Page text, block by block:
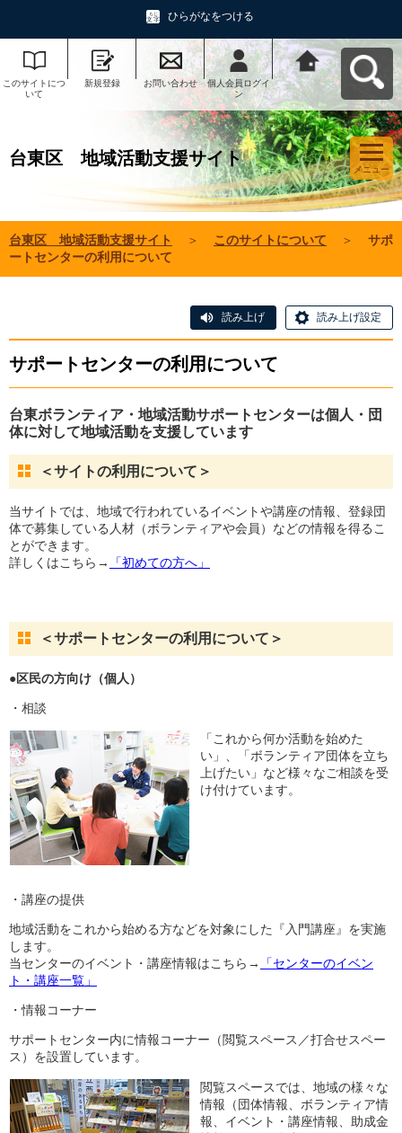
ひらがなをつける
このサイトにつ
いて
新規登録 お問い合わせ
個人会員ログイ
ン
台東区 地域活
動支援サイトへ
戻る
台東区 地域活動支援サイト
メニュー
台東区 地域活動支援サイト ＞ このサイトについて ＞
サポ
ートセンターの利用について
読み上げ 読み上げ設定
サポートセンターの利用について
台東ボランティア・地域活動サポートセンターは個人・団
体に対して地域活動を支援しています
＜サイトの利用について＞
当サイトでは、地域で行われているイベントや講座の情報、登録団
体で募集している人材（ボランティアや会員）などの情報を得るこ
とができます。
詳しくはこちら→
「初めての方へ」
＜サポートセンターの利用について＞
●区民の方向け（個人）
・相談
「これから何か活動を始めた
い」、「ボランティア団体を立ち
上げたい」など様々なご相談を受
け付けています。
・講座の提供
地域活動をこれから始める方などを対象にした『入門講座』を実施
します。
当センターのイベント・講座情報はこちら→
「センターのイベン
ト・講座一覧」
・情報コーナー
サポートセンター内に情報コーナー（閲覧スペース／打合せスペー
ス）を設置しています。
閲覧スペースでは、地域の様々な
情報（団体情報、ボランティア情
報、イベント・講座情報、助成金